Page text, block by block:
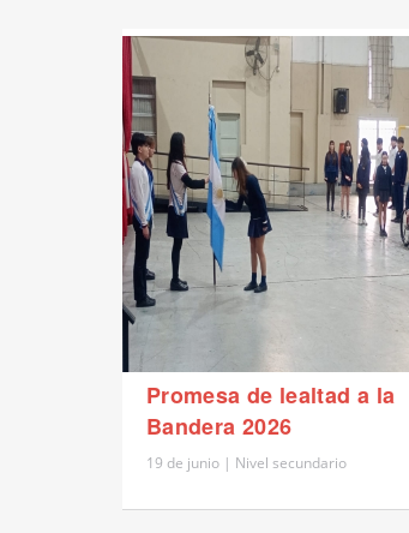
Promesa de lealtad a la
Bandera 2026
19 de junio | Nivel secundario